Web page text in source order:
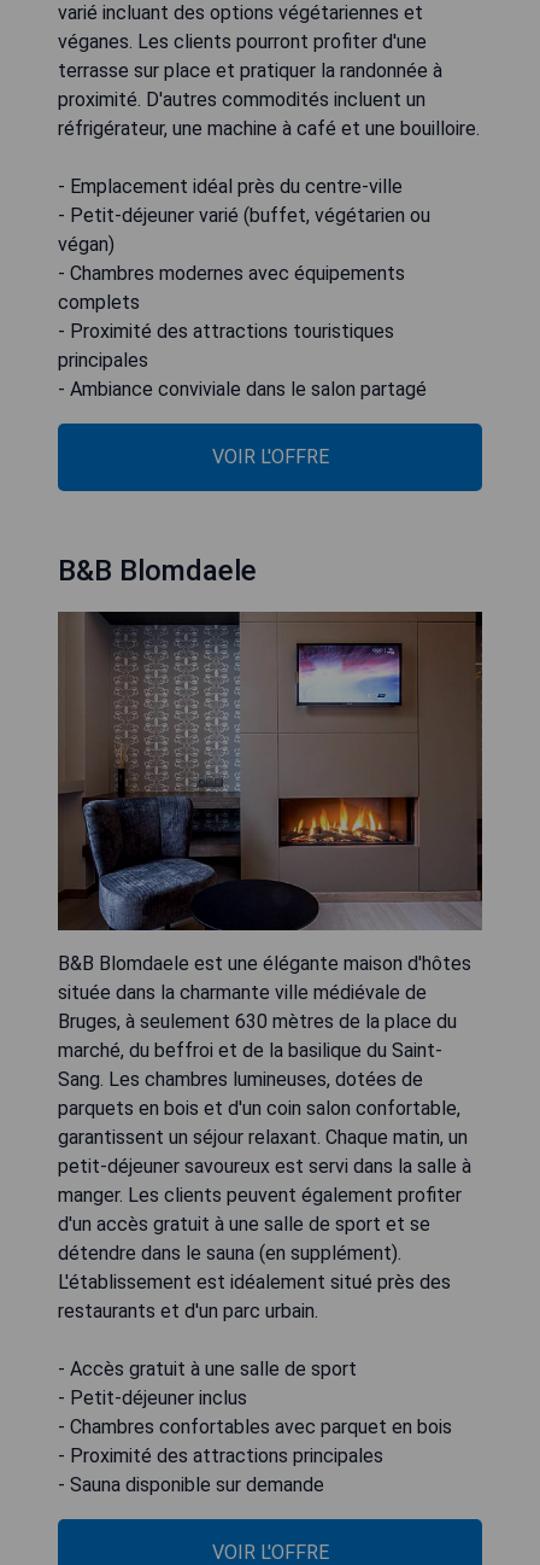
varié incluant des options végétariennes et
véganes. Les clients pourront profiter d'une
terrasse sur place et pratiquer la randonnée à
proximité. D'autres commodités incluent un
réfrigérateur, une machine à café et une bouilloire.
- Emplacement idéal près du centre-ville
- Petit-déjeuner varié (buffet, végétarien ou
végan)
- Chambres modernes avec équipements
complets
- Proximité des attractions touristiques
principales
- Ambiance conviviale dans le salon partagé
VOIR L'OFFRE
B&B Blomdaele
B&B Blomdaele est une élégante maison d'hôtes
située dans la charmante ville médiévale de
Bruges, à seulement 630 mètres de la place du
marché, du beffroi et de la basilique du Saint-
Sang. Les chambres lumineuses, dotées de
parquets en bois et d'un coin salon confortable,
garantissent un séjour relaxant. Chaque matin, un
petit-déjeuner savoureux est servi dans la salle à
manger. Les clients peuvent également profiter
d'un accès gratuit à une salle de sport et se
détendre dans le sauna (en supplément).
L'établissement est idéalement situé près des
restaurants et d'un parc urbain.
- Accès gratuit à une salle de sport
- Petit-déjeuner inclus
- Chambres confortables avec parquet en bois
- Proximité des attractions principales
- Sauna disponible sur demande
VOIR L'OFFRE